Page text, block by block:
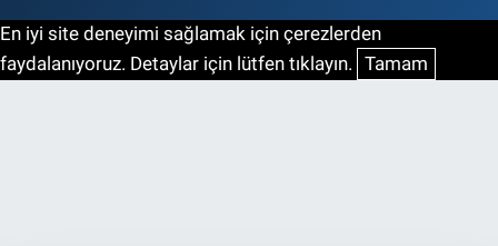
En iyi site deneyimi sağlamak için çerezlerden
faydalanıyoruz. Detaylar için lütfen tıklayın. Tamam